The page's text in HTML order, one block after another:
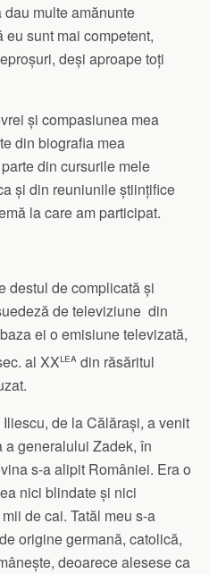
multe amănunte
sunt mai competent,
deși aproape toți
și compasiunea mea
din biografia mea
din cursurile mele
și din reuniunile științifice
la care am participat.
destul de complicată și
de televiziune din
ei o emisiune televizată,
al XXlea din răsăritul
de la Călărași, a venit
generalului Zadek, în
s-a alipit României. Era o
nici blindate și nici
de cai. Tatăl meu s-a
origine germană, catolică,
deoarece alesese ca